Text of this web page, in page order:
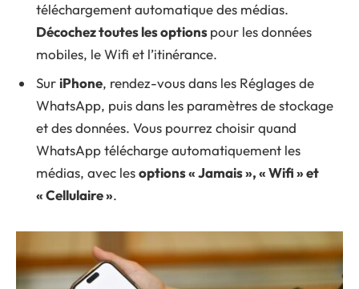
téléchargement automatique des médias.
Décochez toutes les optionspour les données
mobiles, le Wifi et l’itinérance.
SuriPhone, rendez-vous dans les Réglages de
WhatsApp, puis dans les paramètres de stockage
et des données. Vous pourrez choisir quand
WhatsApp télécharge automatiquement les
médias, avec lesoptions « Jamais », « Wifi » et
« Cellulaire ».